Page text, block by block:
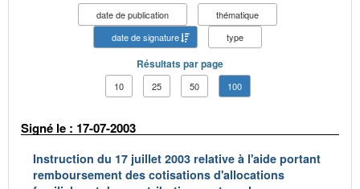
date de publication
thématique
date de signature
type
Résultats par page
10 25 50 100
Signé le : 17-07-2003
Instruction du 17 juillet 2003 relative à l'aide portant
remboursement des cotisations d'allocations